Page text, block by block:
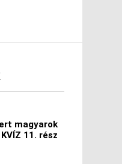
magyarok
11. rész